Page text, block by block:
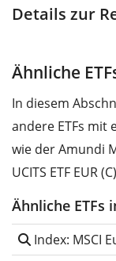
Details zur
Ähnliche
In diesem
andere ETFs mit
wie der Amundi
UCITS ETF EUR
Ähnliche ETFs
Index: MSCI